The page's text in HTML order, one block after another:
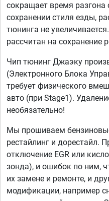
сокращает время
сохранении стиля езды,
тюнинга не
рассчитан на сохранение
Чип тюнинг Джаэку
(Электронного Блока
требует физического
авто (при Stage1).
необязательно!
Мы прошиваем
рестайлинг и дорестайл.
отключение EGR или
зонда), и ошибок по ним,
их замене и ремонте, и
модификации, например